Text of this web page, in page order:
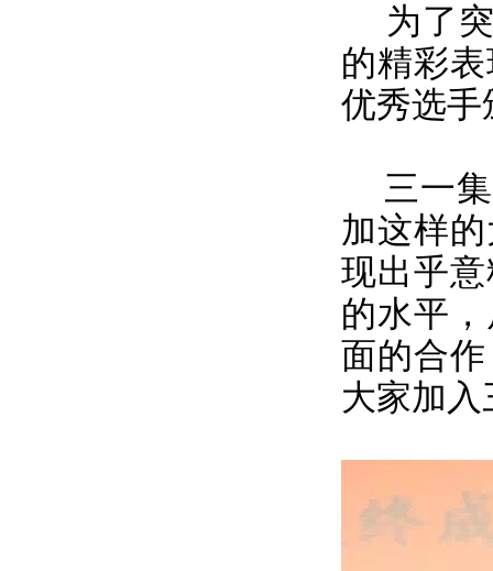
为了突
的精彩
优秀选手
三一集
加这样
现出乎
的水平
面的合
大家加入